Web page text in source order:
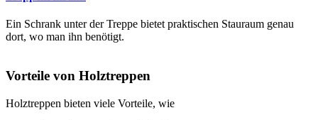
Ein Schrank unter der Treppe bietet praktischen Stauraum genau
dort, wo man ihn benötigt.
Vorteile von Holztreppen
Holztreppen bieten viele Vorteile, wie